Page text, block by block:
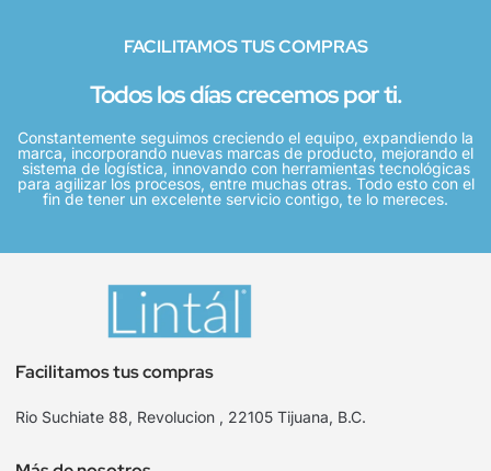
FACILITAMOS TUS COMPRAS
Todos los días crecemos por ti.
Constantemente seguimos creciendo el equipo, expandiendo la
marca, incorporando nuevas marcas de producto, mejorando el
sistema de logística, innovando con herramientas tecnológicas
para agilizar los procesos, entre muchas otras. Todo esto con el
fin de tener un excelente servicio contigo, te lo mereces.
Facilitamos tus compras
Rio Suchiate 88, Revolucion , 22105 Tijuana, B.C.